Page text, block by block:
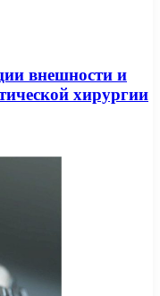
внешности и
хирургии